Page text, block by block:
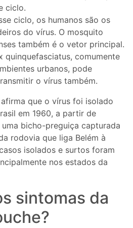
ciclo.
ciclo, os humanos são os
do vírus. O mosquito
também é o vetor principal.
quinquefasciatus, comumente
urbanos, pode
o vírus também.
que o vírus foi isolado
em 1960, a partir de
bicho-preguiça capturada
rodovia que liga Belém à
isolados e surtos foram
nos estados da
sintomas da